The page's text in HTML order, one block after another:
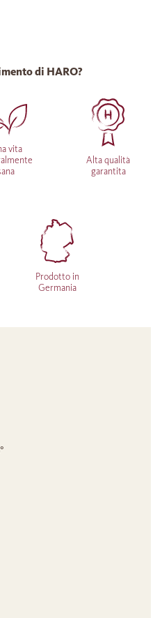
di HARO?
vita
Alta qualità
garantita
Prodotto in
Germania